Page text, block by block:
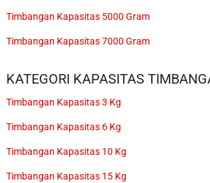
Timbangan Kapasitas 5000 Gram
Timbangan Kapasitas 7000 Gram
KATEGORI KAPASITAS
Timbangan Kapasitas 3 Kg
Timbangan Kapasitas 6 Kg
Timbangan Kapasitas 10 Kg
Timbangan Kapasitas 15 Kg